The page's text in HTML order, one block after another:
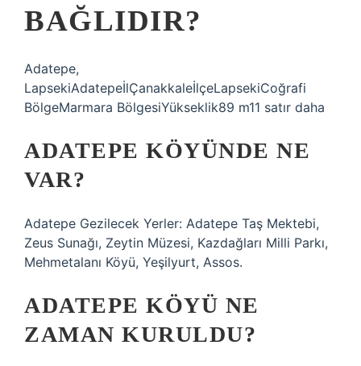
BAĞLIDIR?
Adatepe,
LapsekiAdatepeİlÇanakkaleİlçeLapsekiCoğrafi
BölgeMarmara BölgesiYükseklik89 m11 satır daha
ADATEPE KÖYÜNDE NE
VAR?
Adatepe Gezilecek Yerler: Adatepe Taş Mektebi,
Zeus Sunağı, Zeytin Müzesi, Kazdağları Milli Parkı,
Mehmetalanı Köyü, Yeşilyurt, Assos.
ADATEPE KÖYÜ NE
ZAMAN KURULDU?